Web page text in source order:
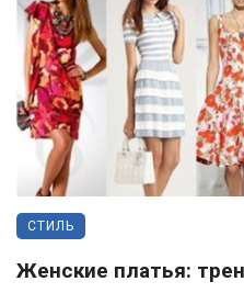
СТИЛЬ
Женские платья: